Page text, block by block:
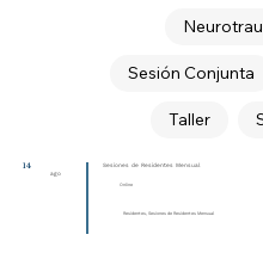
Sesión Conjunta
Taller
14
ago
Sesiones de Residentes Mensual
Online
Residentes, Sesiones de Residentes Mensual